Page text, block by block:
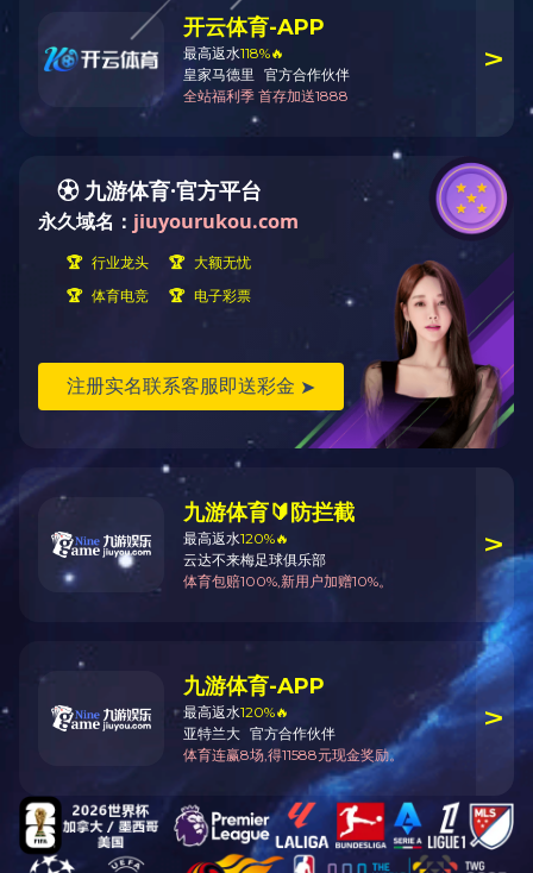
世茂·湿地公元
业主：天津生态城世茂新纪元投资开发有限公司
建设地点：天津•滨海新区
服务内容：绿建设计、方案至施工图设计
为您推荐
世茂·湿地公元 万达广场（天津·河东）